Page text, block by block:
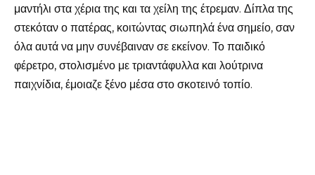
μαντήλι στα χέρια της και τα χείλη της έτρεμαν. Δίπλα της
στεκόταν ο πατέρας, κοιτώντας σιωπηλά ένα σημείο, σαν
όλα αυτά να μην συνέβαιναν σε εκείνον. Το παιδικό
φέρετρο, στολισμένο με τριαντάφυλλα και λούτρινα
παιχνίδια, έμοιαζε ξένο μέσα στο σκοτεινό τοπίο.